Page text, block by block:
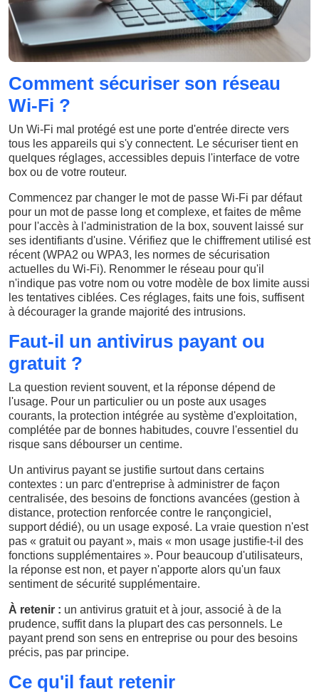
Comment sécuriser son réseau
Wi-Fi ?
Un Wi-Fi mal protégé est une porte d'entrée directe vers
tous les appareils qui s'y connectent. Le sécuriser tient en
quelques réglages, accessibles depuis l'interface de votre
box ou de votre routeur.
Commencez par changer le mot de passe Wi-Fi par défaut
pour un mot de passe long et complexe, et faites de même
pour l'accès à l'administration de la box, souvent laissé sur
ses identifiants d'usine. Vérifiez que le chiffrement utilisé est
récent (WPA2 ou WPA3, les normes de sécurisation
actuelles du Wi-Fi). Renommer le réseau pour qu'il
n'indique pas votre nom ou votre modèle de box limite aussi
les tentatives ciblées. Ces réglages, faits une fois, suffisent
à décourager la grande majorité des intrusions.
Faut-il un antivirus payant ou
gratuit ?
La question revient souvent, et la réponse dépend de
l'usage. Pour un particulier ou un poste aux usages
courants, la protection intégrée au système d'exploitation,
complétée par de bonnes habitudes, couvre l'essentiel du
risque sans débourser un centime.
Un antivirus payant se justifie surtout dans certains
contextes : un parc d'entreprise à administrer de façon
centralisée, des besoins de fonctions avancées (gestion à
distance, protection renforcée contre le rançongiciel,
support dédié), ou un usage exposé. La vraie question n'est
pas « gratuit ou payant », mais « mon usage justifie-t-il des
fonctions supplémentaires ». Pour beaucoup d'utilisateurs,
la réponse est non, et payer n'apporte alors qu'un faux
sentiment de sécurité supplémentaire.
À retenir : un antivirus gratuit et à jour, associé à de la
prudence, suffit dans la plupart des cas personnels. Le
payant prend son sens en entreprise ou pour des besoins
précis, pas par principe.
Ce qu'il faut retenir